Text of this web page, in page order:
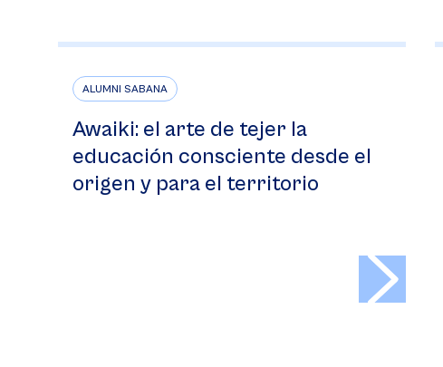
ALUMNI SABANA
Awaiki: el arte de tejer la
educación consciente desde el
origen y para el territorio